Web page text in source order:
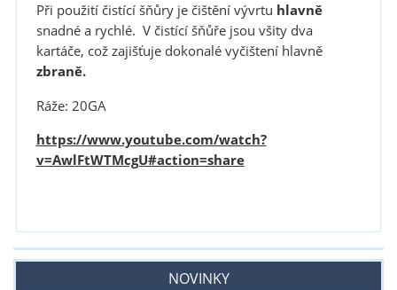
Při použití čistící šňůry je čištění vývrtu hlavně
snadné a rychlé. V čistící šňůře jsou všity dva
kartáče, což zajišťuje dokonalé vyčištení hlavně
zbraně.
Ráže: 20GA
https://www.youtube.com/watch?
v=AwlFtWTMcgU#action=share
NOVINKY